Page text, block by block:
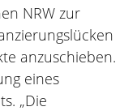
NRW zur
anzuschieben.
eines
„Die